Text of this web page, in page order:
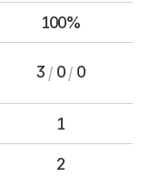
100%
3 /0/0
1
2